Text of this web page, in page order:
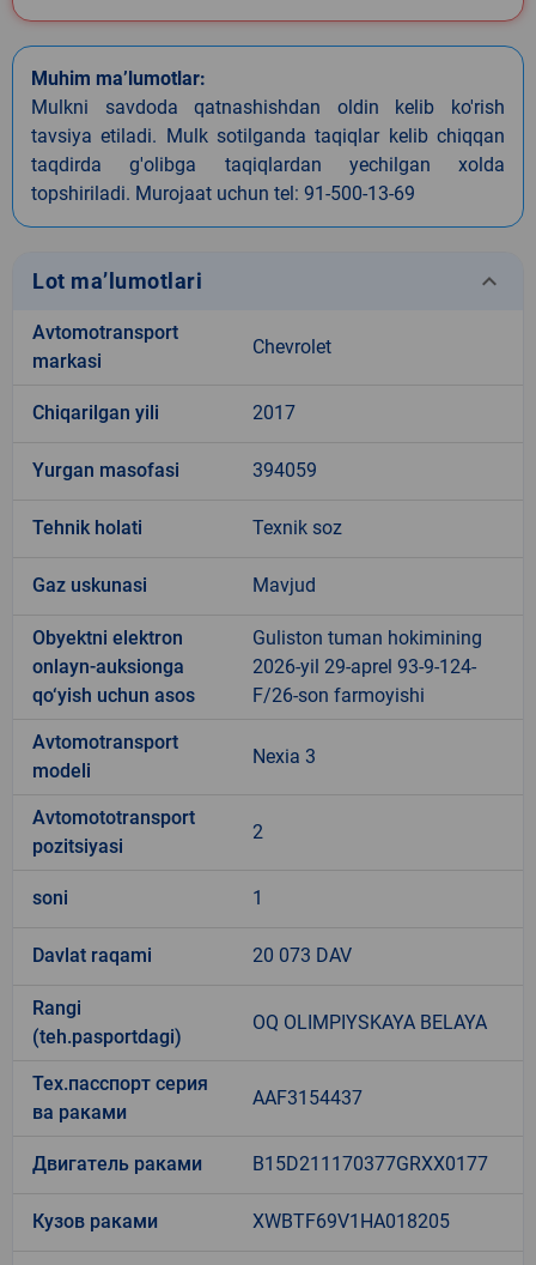
Muhim ma’lumotlar:
Mulkni savdoda qatnashishdan oldin kelib ko'rish
tavsiya etiladi. Mulk sotilganda taqiqlar kelib chiqqan
taqdirda g'olibga taqiqlardan yechilgan xolda
topshiriladi. Murojaat uchun tel: 91-500-13-69
Lot ma’lumotlari keyboard_arrow_down
Avtomotransport
markasi
Chevrolet
Chiqarilgan yili 2017
Yurgan masofasi 394059
Tehnik holati Texnik soz
Gaz uskunasi Mavjud
Obyektni elektron
onlayn-auksionga
qo‘yish uchun asos
Guliston tuman hokimining
2026-yil 29-aprel 93-9-124-
F/26-son farmoyishi
Avtomotransport
modeli
Nexia 3
Avtomototransport
pozitsiyasi
2
soni 1
Davlat raqami 20 073 DAV
Rangi
(teh.pasportdagi)
OQ OLIMPIYSKAYA BELAYA
Тех.пасспорт серия
ва раками
AAF3154437
Двигатель раками B15D211170377GRXX0177
Кузов раками XWBTF69V1HA018205